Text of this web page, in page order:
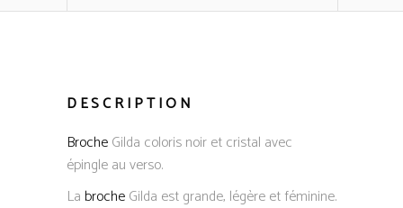
DESCRIPTION
BrocheGilda coloris noir et cristal avec
épingle au verso.
La brocheGilda est grande, légère et féminine.